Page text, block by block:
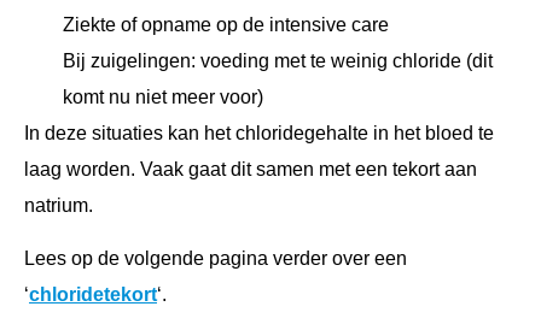
Ziekte of opname op de intensive care
Bij zuigelingen: voeding met te weinig chloride (dit
komt nu niet meer voor)
In deze situaties kan het chloridegehalte in het bloed te
laag worden. Vaak gaat dit samen met een tekort aan
natrium.
Lees op de volgende pagina verder over een
‘chloridetekort‘.